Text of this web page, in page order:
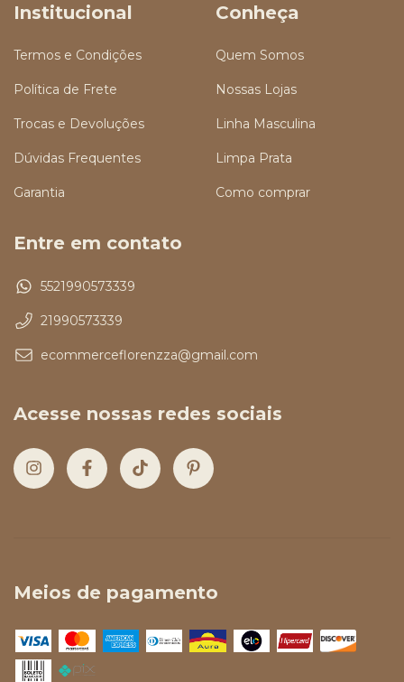
Institucional
Termos e Condições
Política de Frete
Trocas e Devoluções
Dúvidas Frequentes
Garantia
Conheça
Quem Somos
Nossas Lojas
Linha Masculina
Limpa Prata
Como comprar
Entre em contato
5521990573339
21990573339
ecommerceflorenzza@gmail.com
Acesse nossas redes sociais
Meios de pagamento